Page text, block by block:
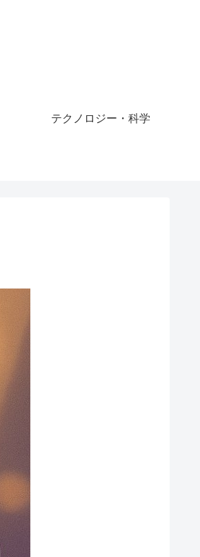
テクノロジー・科学